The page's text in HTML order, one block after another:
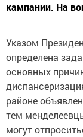
кампании. На
Указом
определена
основных
районе
тем
могут